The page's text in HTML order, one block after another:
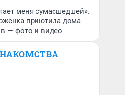
меня сумасшедшей».
приютила дома
— фото и видео